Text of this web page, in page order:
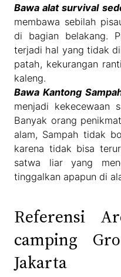
Bawa alat survival
membawa sebilah
di bagian belakang.
terjadi hal yang tidak
patah, kekurangan
kaleng.
Bawa Kantong
menjadi kekecewaan
Banyak orang
alam, Sampah tidak
karena tidak bisa
satwa liar yang
tinggalkan apapun di
Referensi
camping
Jakarta